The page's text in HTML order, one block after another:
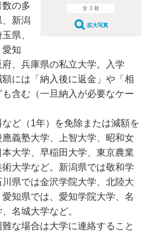
全 3 枚
拡大写真
の多
新潟
県、
知
、兵庫県の私立大学。入学
には「納入後に返金」や「相
含む（一旦納入が必要なケー
ど（1年）を免除または減額を
義塾大学、上智大学、昭和女
大学、早稲田大学、東京農業
大学など。新潟県では敬和学
県では金沢学院大学、北陸大
知県では、愛知学院大学、名
名城大学など。
な場合は大学に連絡すること